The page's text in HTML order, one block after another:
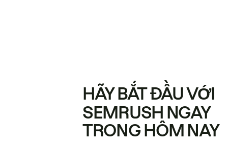
HÃY BẮT ĐẦU VỚI
SEMRUSH NGAY
TRONG HÔM NAY